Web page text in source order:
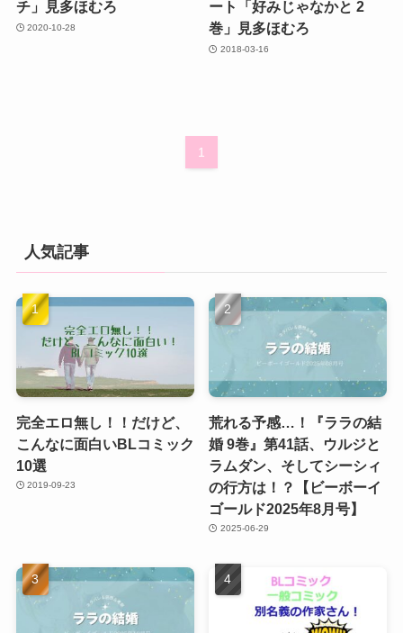
チ」見多ほむろ
2020-10-28
ート「好みじゃなかと 2
巻」見多ほむろ
2018-03-16
1
人気記事
完全エロ無し！！だけど、
こんなに面白いBLコミック
10選
2019-09-23
荒れる予感…！『ララの結
婚 9巻』第41話、ウルジと
ラムダン、そしてシーシィ
の行方は！？【ビーボーイ
ゴールド2025年8月号】
2025-06-29